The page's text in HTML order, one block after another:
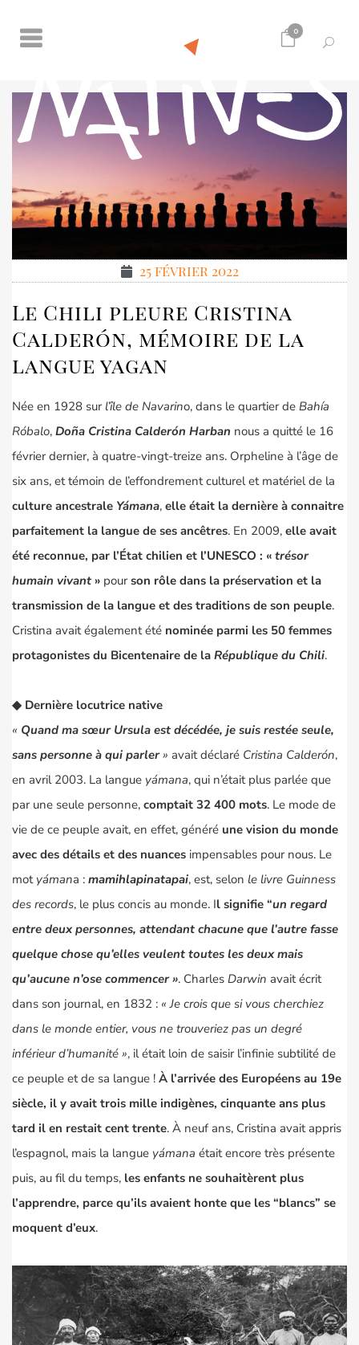
0
25 février 2022
Le Chili pleure Cristina
Calderón, mémoire de la
langue yagan
Née en 1928 sur l’île de Navarino, dans le quartier de Bahía
Róbalo, Doña Cristina Calderón Harban nous a quitté le 16
février dernier, à quatre-vingt-treize ans. Orpheline à l’âge de
six ans, et témoin de l’effondrement culturel et matériel de la
culture ancestrale Yámana, elle était la dernière à connaitre
parfaitement la langue de ses ancêtres. En 2009, elle avait
été reconnue, par l’État chilien et l’UNESCO : « trésor
humain vivant » pourson rôle dans la préservation et la
transmission de la langue et des traditions de son peuple.
Cristina avait également été nominée parmi les 50 femmes
protagonistes du Bicentenaire de la République du Chili.
◆ Dernière locutrice native
« Quand ma sœur Ursula est décédée, je suis restée seule,
sans personne à qui parler» avait déclaré Cristina Calderón,
en avril 2003. La langue yámana, qui n’était plus parlée que
par une seule personne, comptait 32 400 mots. Le mode de
vie de ce peuple avait, en effet, généré une vision du monde
avec des détails et des nuances impensables pour nous. Le
mot yámana : mamihlapinatapai, est, selon le livre Guinness
des records, le plus concis au monde. Il signifie “un regard
entre deux personnes, attendant chacune que l’autre fasse
quelque chose qu’elles veulent toutes les deux mais
qu’aucune n’ose commencer ». Charles Darwin avait écrit
dans son journal, en 1832 : « Je crois que si vous cherchiez
dans le monde entier, vous ne trouveriez pas un degré
inférieur d’humanité », il était loin de saisir l’infinie subtilité de
ce peuple et de sa langue ! À l’arrivée des Européens au 19e
siècle, il y avait trois mille indigènes, cinquante ans plus
tard il en restait cent trente. À neuf ans, Cristina avait appris
l’espagnol, mais la langue yámana était encore très présente
puis, au fil du temps, les enfants ne souhaitèrent plus
l’apprendre, parce qu’ils avaient honte que les “blancs” se
moquent d’eux.